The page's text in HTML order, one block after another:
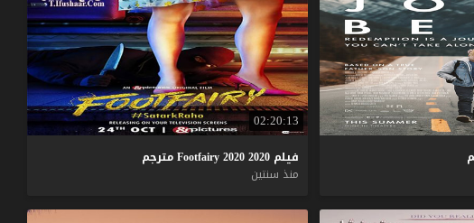
02:20:13
فيلم Footfairy 2020 2020
مترجم
منذ سنتين